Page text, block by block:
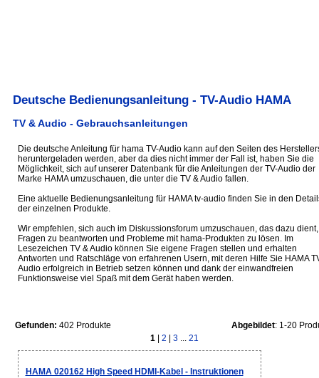
Deutsche Bedienungsanleitung - TV-Audio HAMA
TV & Audio - Gebrauchsanleitungen
Die deutsche Anleitung für hama TV-Audio kann auf den Seiten des
heruntergeladen werden, aber da dies nicht immer der Fall ist, haben Sie die
Möglichkeit, sich auf unserer Datenbank für die Anleitungen der TV-Audio der
Marke HAMA umzuschauen, die unter die TV & Audio fallen.
Eine aktuelle Bedienungsanleitung für HAMA tv-audio finden Sie in den
der einzelnen Produkte.
Wir empfehlen, sich auch im Diskussionsforum umzuschauen, das dazu dient,
Fragen zu beantworten und Probleme mit hama-Produkten zu lösen. Im
Lesezeichen TV & Audio können Sie eigene Fragen stellen und erhalten
Antworten und Ratschläge von erfahrenen Usern, mit deren Hilfe Sie HAMA
Audio erfolgreich in Betrieb setzen können und dank der einwandfreien
Funktionsweise viel Spaß mit dem Gerät haben werden.
Gefunden: 402 Produkte Abgebildet: 1-20
1
2 3... 21
HAMA 020162 High Speed HDMI-Kabel - Instruktionen